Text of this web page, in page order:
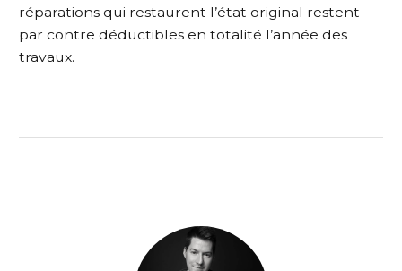
réparations qui restaurent l’état original restent
par contre déductibles en totalité l’année des
travaux.